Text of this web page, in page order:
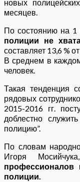
новых
месяцев.
По состоянию на 1
полиции не
составляет 13,6 %
В среднем в
человек.
Такая тенденция
рядовых
2015-2016 гг.
доблестно
полицию”.
По словам
Игоря
профессионалов
полиции.